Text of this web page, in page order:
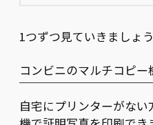
1つずつ見ていきましょう
コンビニのマルチコピー
自宅にプリンターがな